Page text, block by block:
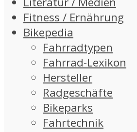
Fitness / Ernährung
Bikepedia
Fahrradtypen
Fahrrad-Lexikon
Hersteller
Radgeschäfte
Bikeparks
Fahrtechnik